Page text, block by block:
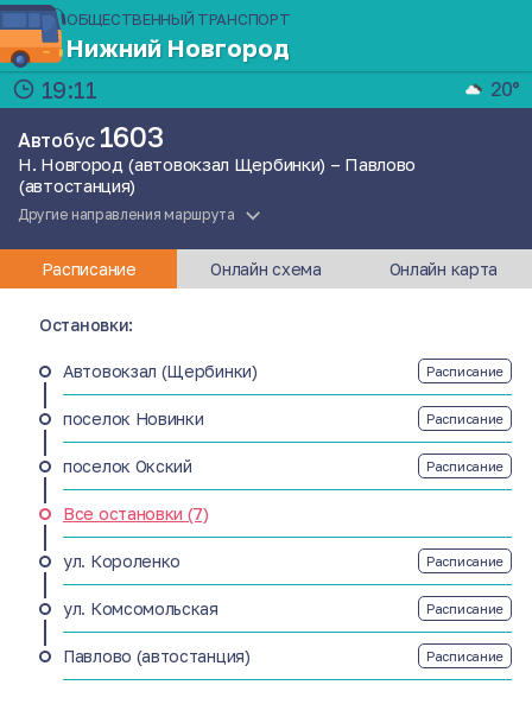
ОБЩЕСТВЕННЫЙ ТРАНСПОРТ
Нижний Новгород
19:11
20°
Автобус 1603
Н. Новгород (автовокзал Щербинки) – Павлово
(автостанция)
Другие направления маршрута
Расписание Онлайн схема Онлайн карта
Остановки:
Автовокзал (Щербинки) Расписание
поселок Новинки Расписание
поселок Окский Расписание
Все остановки (7)
ул. Короленко Расписание
ул. Комсомольская Расписание
Павлово (автостанция) Расписание